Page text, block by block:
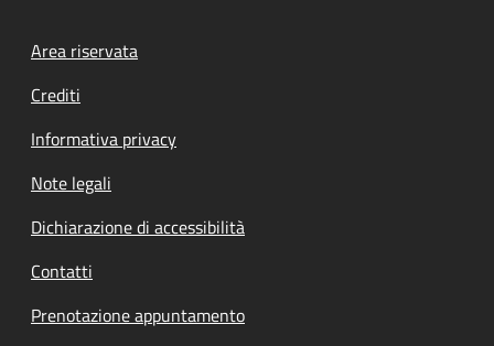
Footer menu
Area riservata
Crediti
Informativa privacy
Note legali
Dichiarazione di accessibilità
Contatti
Prenotazione appuntamento